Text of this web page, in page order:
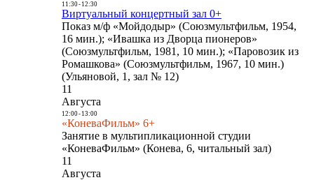
11:30- 12:30
Виртуальный концертный зал 0+
Показ м/ф «Мойдодыр» (Союзмультфильм, 1954,
16 мин.); «Ивашка из Дворца пионеров»
(Союзмультфильм, 1981, 10 мин.); «Паровозик из
Ромашкова» (Союзмультфильм, 1967, 10 мин.)
(Ульяновой, 1, зал № 12)
11
Августа
12:00- 13:00
«КоневаФильм» 6+
Занятие в мультипликационной студии
«КоневаФильм» (Конева, 6, читальный зал)
11
Августа